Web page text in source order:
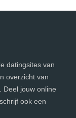
datingsites van
overzicht van
Deel jouw online
ook een